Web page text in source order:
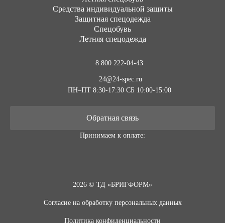
Средства индивидуальной защиты
Защитная спецодежда
Спецобувь
Летняя спецодежда
8 800 222-04-43
24@24-spec.ru
ПН–ПТ 8:30-17:30 СБ 10:00-15:00
Обратная связь
Принимаем к оплате:
2026 © ТД «БРИГФОРМ»
Политика конфиденциальности
Согласие на обработку персональных данных